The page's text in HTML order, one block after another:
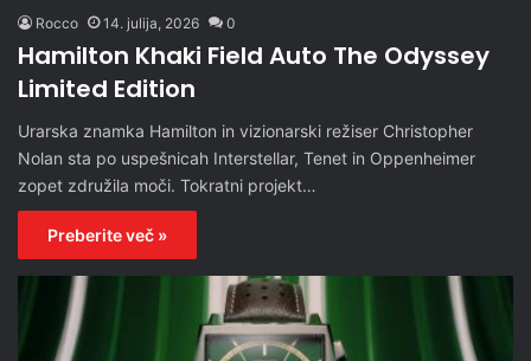
Rocco 14. julija, 2026 0
Hamilton Khaki Field Auto The Odyssey
Limited Edition
Urarska znamka Hamilton in vizionarski režiser Christopher
Nolan sta po uspešnicah Interstellar, Tenet in Oppenheimer
zopet združila moči. Tokratni projekt…
Preberite več »